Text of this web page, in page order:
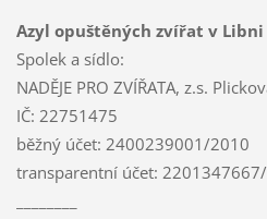
Azyl opuštěných zvířat v Libni
Spolek a sídlo:
NADĚJE PRO ZVÍŘATA, z.s.
IČ: 22751475
běžný účet: 2400239001/2010
transparentní účet: